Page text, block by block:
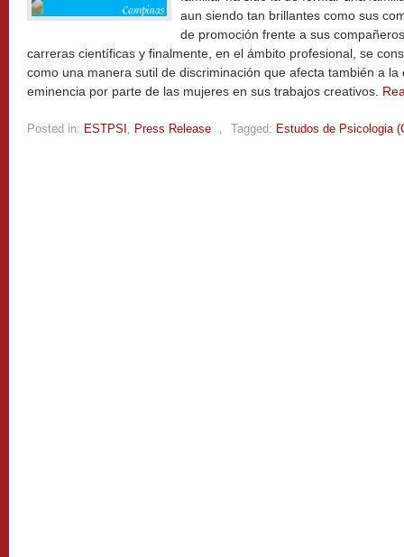
aun siendo tan brillantes como sus
de promoción frente a sus
carreras científicas y finalmente, en el ámbito profesional, se
como una manera sutil de discriminación que afecta también a
eminencia por parte de las mujeres en sus trabajos creativos.
Posted in: ESTPSI , Press Release , Tagged: Estudos de Psicologia